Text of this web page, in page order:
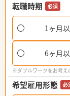
転職時期 必須
1ヶ月
6ヶ月
※ダブルワークをお考え
希望雇用形態 必